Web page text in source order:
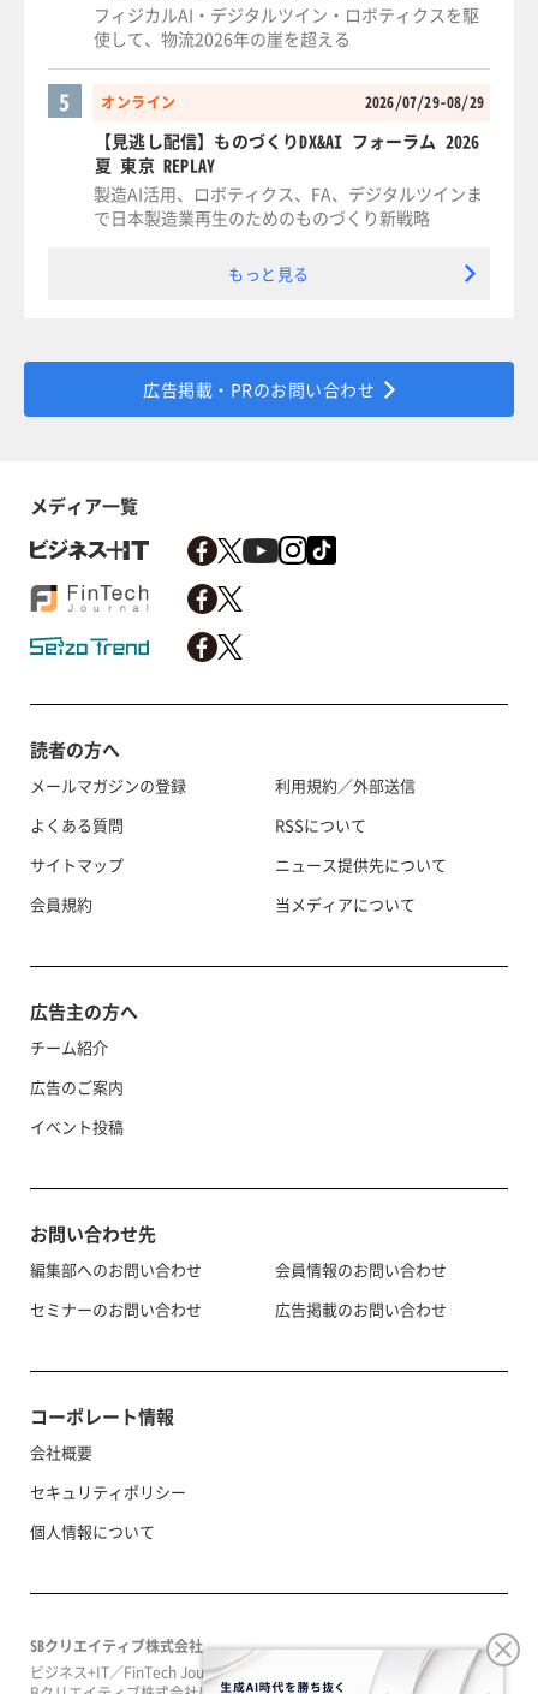
フィジカルAI・デジタルツイン・ロボティクスを駆
使して、物流2026年の崖を超える
オンライン 2026/07/29-08/29
5
【見逃し配信】ものづくりDX&AI フォーラム 2026
夏 東京 REPLAY
製造AI活用、ロボティクス、FA、デジタルツインま
で日本製造業再生のためのものづくり新戦略
もっと見る
広告掲載・PRのお問い合わせ
メディア一覧
読者の方へ
メールマガジンの登録
よくある質問
サイトマップ
会員規約
利用規約／外部送信
RSSについて
ニュース提供先について
当メディアについて
広告主の方へ
チーム紹介
広告のご案内
イベント投稿
お問い合わせ先
編集部へのお問い合わせ
セミナーのお問い合わせ
会員情報のお問い合わせ
広告掲載のお問い合わせ
コーポレート情報
会社概要
セキュリティポリシー
個人情報について
SBクリエイティブ株式会社
ビジネス+IT／FinTech Journal／SeizoTrendはソフトバンクグループのS